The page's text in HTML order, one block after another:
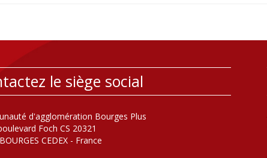
le siège social
d'agglomération Bourges Plus
Foch CS 20321
CEDEX - France